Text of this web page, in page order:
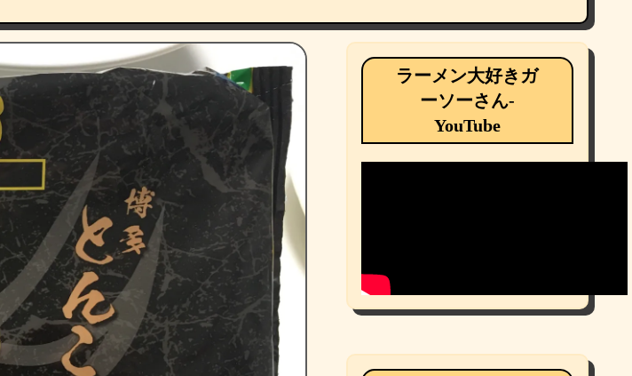
ラーメン大好きガ
ーソーさん-
YouTube